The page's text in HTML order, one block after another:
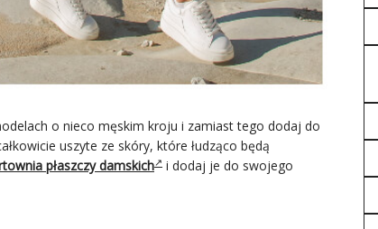
o nieco męskim kroju i zamiast tego dodaj do
uszyte ze skóry, które łudząco będą
płaszczy damskich
i dodaj je do swojego